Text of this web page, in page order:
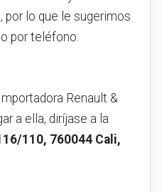
por lo que le sugerimos
por teléfono:
Renault &
a ella, diríjase a la
110, 760044 Cali,